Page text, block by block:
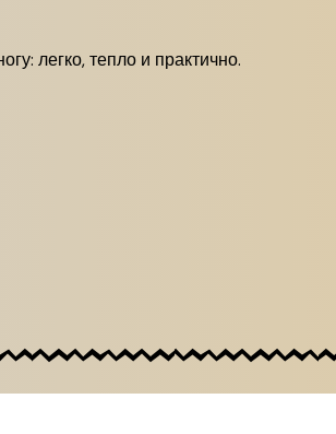
легко, тепло и практично.